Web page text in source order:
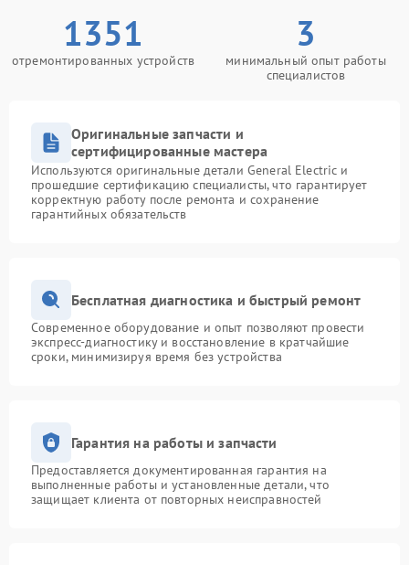
1351
отремонтированных устройств
3
минимальный опыт работы
специалистов
Оригинальные запчасти и
сертифицированные мастера
Используются оригинальные детали General Electric и
прошедшие сертификацию специалисты, что гарантирует
корректную работу после ремонта и сохранение
гарантийных обязательств
Бесплатная диагностика и быстрый ремонт
Современное оборудование и опыт позволяют провести
экспресс-диагностику и восстановление в кратчайшие
сроки, минимизируя время без устройства
Гарантия на работы и запчасти
Предоставляется документированная гарантия на
выполненные работы и установленные детали, что
защищает клиента от повторных неисправностей